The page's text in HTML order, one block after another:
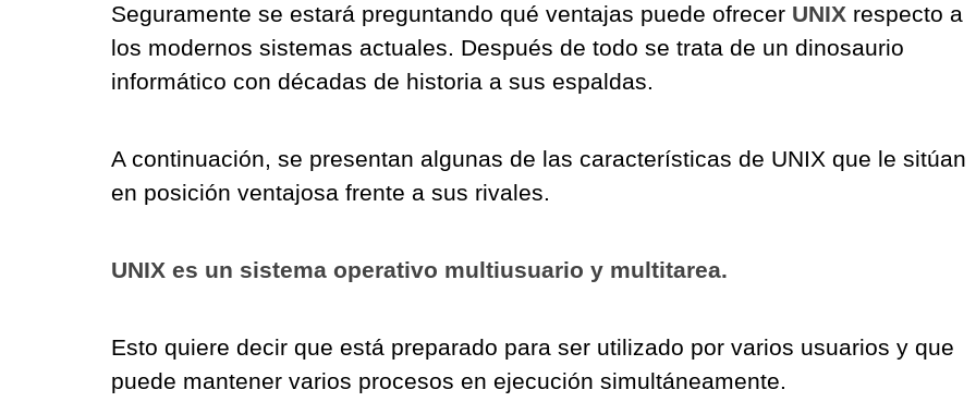
Seguramente se estará preguntando qué ventajas puede ofrecer UNIX respecto a
los modernos sistemas actuales. Después de todo se trata de un dinosaurio
informático con décadas de historia a sus espaldas.
A continuación, se presentan algunas de las características de UNIX que le sitúan
en posición ventajosa frente a sus rivales.
UNIX es un sistema operativo multiusuario y multitarea.
Esto quiere decir que está preparado para ser utilizado por varios usuarios y que
puede mantener varios procesos en ejecución simultáneamente.